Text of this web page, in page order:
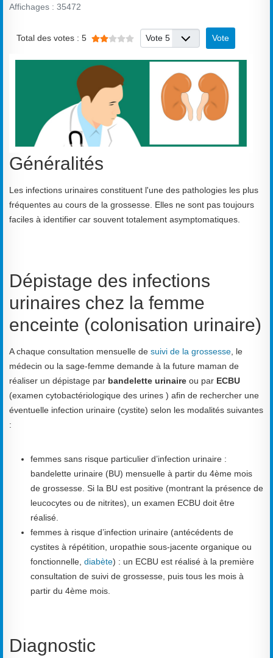
Affichages : 35472
Total des votes : 5 Veuillez voter
Généralités
Les infections urinaires constituent l'une des pathologies les plus
fréquentes au cours de la grossesse. Elles ne sont pas toujours
faciles à identifier car souvent totalement asymptomatiques.
Dépistage des infections
urinaires chez la femme
enceinte (colonisation urinaire)
A chaque consultation mensuelle de suivi de la grossesse , le
médecin ou la sage-femme demande à la future maman de
réaliser un dépistage par bandelette urinaire ou par ECBU
(examen cytobactériologique des urines ) afin de rechercher une
éventuelle infection urinaire (cystite) selon les modalités suivantes
:
femmes sans risque particulier d’infection urinaire :
bandelette urinaire (BU) mensuelle à partir du 4ème mois
de grossesse. Si la BU est positive (montrant la présence de
leucocytes ou de nitrites), un examen ECBU doit être
réalisé.
femmes à risque d’infection urinaire (antécédents de
cystites à répétition, uropathie sous-jacente organique ou
fonctionnelle, diabète) : un ECBU est réalisé à la première
consultation de suivi de grossesse, puis tous les mois à
partir du 4ème mois.
Diagnostic